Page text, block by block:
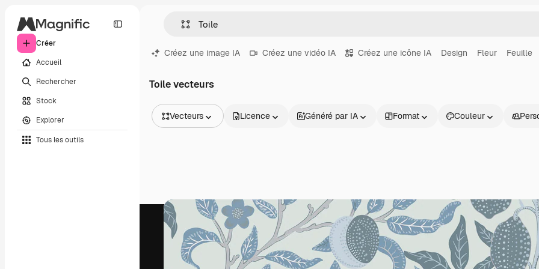
Créer
Accueil
Rechercher
Stock
Explorer
Tous les outils
Créez une image IA Créez une vidéo IA Créez une icône IA Design Fleur Feuille
Toile vecteurs
Vecteurs
Vidéos
Clips de vidéo
Graphiques animés
Templates vidéos
Modèles 3D
Licence Généré par IA Format Couleur
Produits Commencer